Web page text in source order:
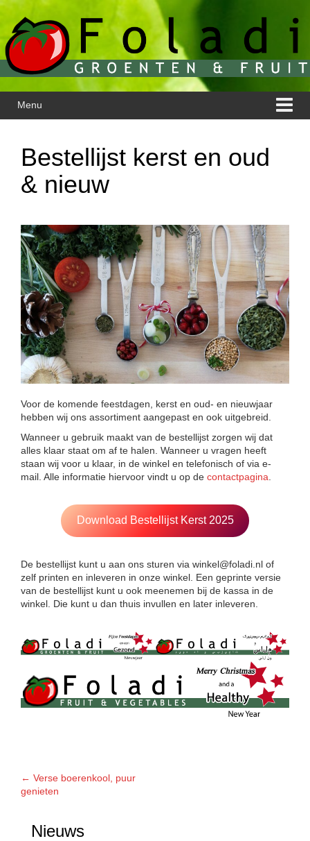
Ga
inhoud
Overslaan
hoofdmenu
Menu
Bestellijst kerst en oud
& nieuw
Voor de komende feestdagen, kerst en oud- en nieuwjaar
hebben wij ons assortiment aangepast en ook uitgebreid.
Wanneer u gebruik maakt van de bestellijst zorgen wij dat
alles klaar staat om af te halen. Wanneer u vragen heeft
staan wij voor u klaar, in de winkel en telefonisch of via e-
mail. Alle informatie hiervoor vindt u op de contactpagina
Download Bestellijst Kerst 2025
De bestellijst kunt u aan ons sturen via winkel@foladi.nl of
zelf printen en inleveren in onze winkel. Een geprinte versie
van de bestellijst kunt u ook meenemen bij de kassa in de
winkel. Die kunt u dan thuis invullen en later inleveren.
Bericht
← Verse boerenkool, puur
genieten
Nieuws